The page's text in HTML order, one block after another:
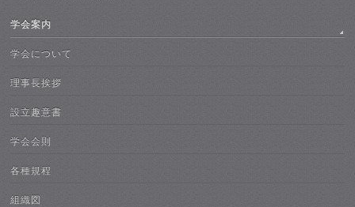
学会案内
学会について
理事長挨拶
設立趣意書
学会会則
各種規程
組織図